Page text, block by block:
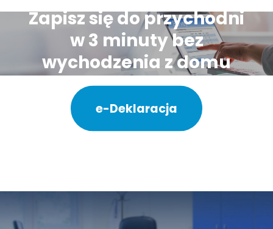
Zapisz się do przychodni
w 3 minuty bez
wychodzenia z domu
e-Deklaracja